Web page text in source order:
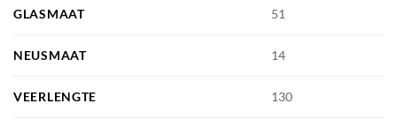
GLASMAAT 51
NEUSMAAT 14
VEERLENGTE 130